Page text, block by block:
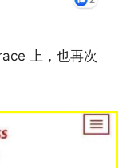
上，也再次